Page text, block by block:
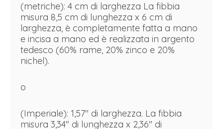
(metriche): 4 cm di larghezza La fibbia
misura 8,5 cm di lunghezza x 6 cm di
larghezza, è completamente fatta a mano
e incisa a mano ed è realizzata in argento
tedesco (60% rame, 20% zinco e 20%
nichel).
o
(Imperiale): 1,57" di larghezza. La fibbia
misura 3,34" di lunghezza x 2,36" di